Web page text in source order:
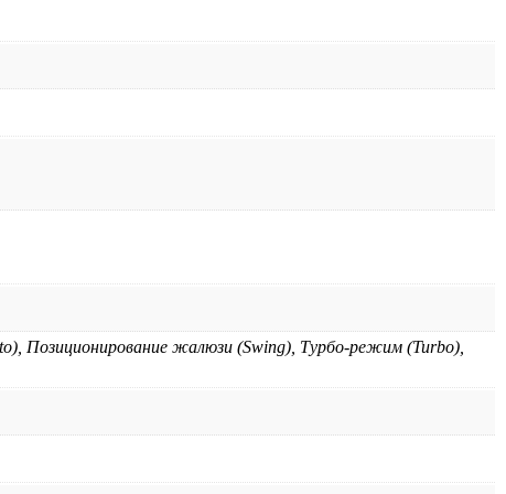
Позиционирование жалюзи (Swing), Турбо-режим (Turbo),